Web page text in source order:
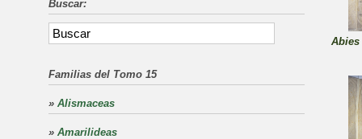
Abies
Buscar:
Familias del Tomo 15
» Alismaceas
» Amarilideas